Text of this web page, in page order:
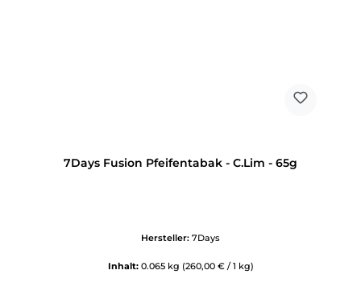
7Days Fusion Pfeifentabak - C.Lim - 65g
Hersteller: 7Days
Inhalt: 0.065 kg (260,00 € / 1 kg)